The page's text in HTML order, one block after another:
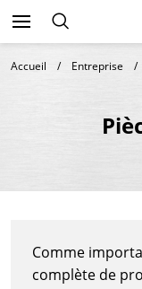
Accueil Entreprise
Comme
complète de